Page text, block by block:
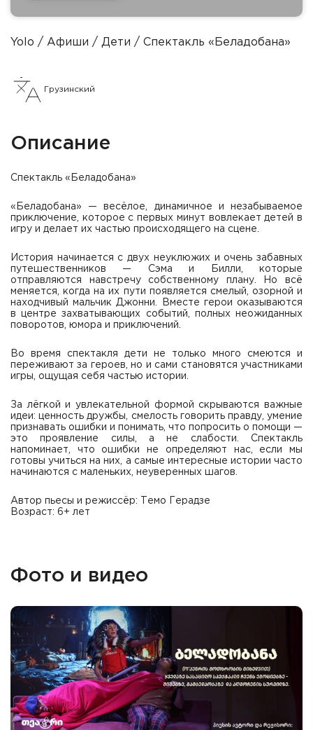
Yolo Афиши Дети Спектакль «Беладобана»
Грузинский
Описание
Спектакль «Беладобана»
«Беладобана» — весёлое, динамичное и незабываемое
приключение, которое с первых минут вовлекает детей в
игру и делает их частью происходящего на сцене.
История начинается с двух неуклюжих и очень забавных
путешественников — Сэма и Билли, которые
отправляются навстречу собственному плану. Но всё
меняется, когда на их пути появляется смелый, озорной и
находчивый мальчик Джонни. Вместе герои оказываются
в центре захватывающих событий, полных неожиданных
поворотов, юмора и приключений.
Во время спектакля дети не только много смеются и
переживают за героев, но и сами становятся участниками
игры, ощущая себя частью истории.
За лёгкой и увлекательной формой скрываются важные
идеи: ценность дружбы, смелость говорить правду, умение
признавать ошибки и понимать, что попросить о помощи —
это проявление силы, а не слабости. Спектакль
напоминает, что ошибки не определяют нас, если мы
готовы учиться на них, а самые интересные истории часто
начинаются с маленьких, неуверенных шагов.
Автор пьесы и режиссёр: Темо Герадзе
Возраст: 6+ лет
Фото и видео